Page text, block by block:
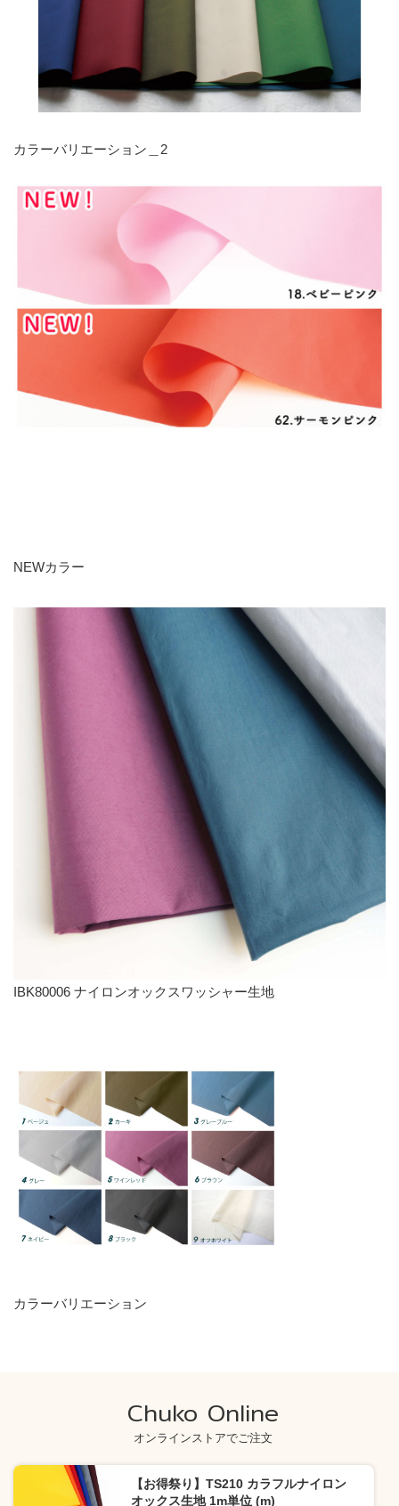
カラーバリエーション＿2
NEWカラー
IBK80006 ナイロンオックスワッシャー生地
カラーバリエーション
Chuko Online
オンラインストアでご注文
【お得祭り】TS210 カラフルナイロン
オックス生地 1m単位 (m)